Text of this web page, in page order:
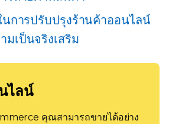
นการปรับปรุงร้านค้าออนไลน์
เป็นจริงเสริม
ไลน์
คุณสามารถขายได้อย่าง